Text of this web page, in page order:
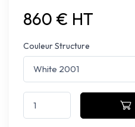
860 € HT
Couleur Structure